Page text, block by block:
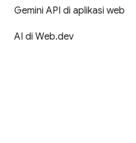
Gemini API di aplikasi web
AI di Web.dev